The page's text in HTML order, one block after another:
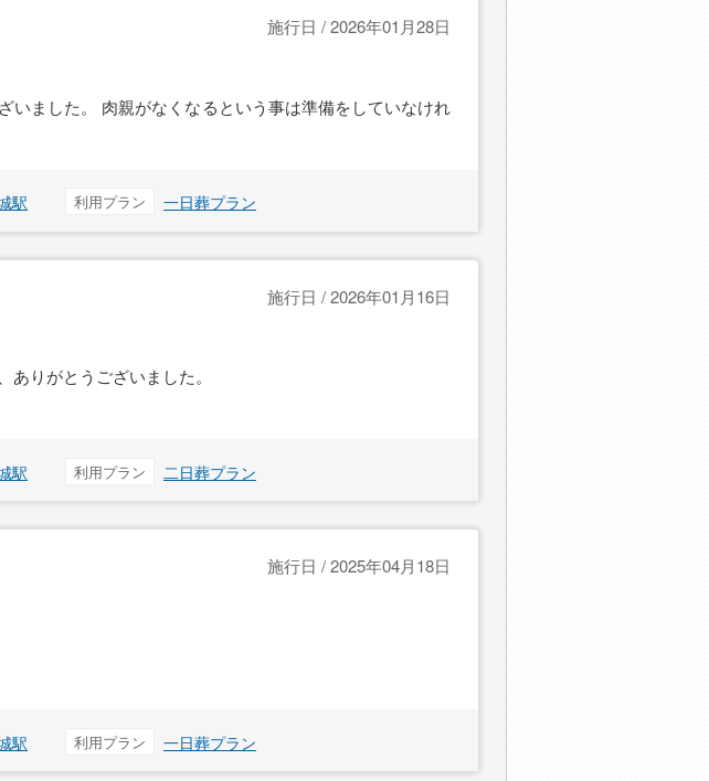
施行日 / 2026年01月28日
ました。 肉親がなくなるという事は準備をしていなけれ
駅 利用プラン 一日葬プラン
施行日 / 2026年01月16日
りがとうございました。
駅 利用プラン 二日葬プラン
施行日 / 2025年04月18日
駅 利用プラン 一日葬プラン